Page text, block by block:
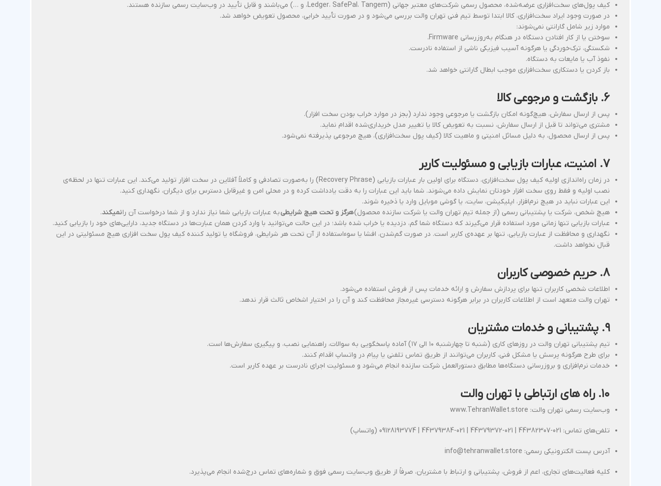
کیف پول‌های سخت‌افزاری عرضه‌شده، محصول رسمی شرکت‌های معتبر جهانی (Ledger، SafePal، Tangem، و …) می‌باشند و قابل تأیید در وب‌سایت رسمی سازنده هستند.
در صورت وجود ایراد سخت‌افزاری، کالا ابتدا توسط تیم فنی تهران والت بررسی می‌شود و در صورت تأیید خرابی، محصول تعویض خواهد شد.
موارد زیر شامل گارانتی نمی‌شوند:
سوختن یا از کار افتادن دستگاه در هنگام به‌روزرسانی Firmware.
شکستگی، ترک‌خوردگی یا هرگونه آسیب فیزیکی ناشی از استفاده نادرست.
نفوذ آب یا مایعات به دستگاه.
باز کردن یا دستکاری سخت‌افزاری موجب ابطال گارانتی خواهد شد.
۶. بازگشت و مرجوعی کالا
پس از ارسال سفارش، هیچ‌گونه امکان بازگشت یا مرجوعی وجود ندارد (بجز در موارد خراب بودن سخت افزار).
مشتری می‌تواند تا قبل از ارسال سفارش، نسبت به تعویض کالا یا تغییر مدل خریداری‌شده اقدام نماید.
پس از ارسال محصول، به دلیل مسائل امنیتی و ماهیت کالا (کیف پول سخت‌افزاری)، هیچ مرجوعی پذیرفته نمی‌شود.
۷. امنیت، عبارات بازیابی و مسئولیت کاربر
در زمان راه‌اندازی اولیه کیف پول سخت‌افزاری، دستگاه برای اولین بار عبارات بازیابی (Recovery Phrase) را به‌صورت تصادفی و کاملاً آفلاین در سخت افزار تولید می‌کند. این عبارات تنها در لحظه‌ی
نصب اولیه و فقط روی سخت افزار خودتان نمایش داده می‌شوند. شما باید این عبارات را به دقت یادداشت کرده و در محلی امن و غیرقابل دسترس برای دیگران، نگهداری کنید.
این عبارات نباید در هیچ نرم‌افزار، اپلیکیشن، سایت، یا گوشی موبایل وارد یا ذخیره شوند.
هیچ شخص، شرکت یا پشتیبانی رسمی (از جمله تیم تهران والت یا شرکت سازنده محصول)هرگز و تحت هیچ شرایطیبه عبارات بازیابی شما نیاز ندارد و از شما درخواست آن رانمیکند.
عبارات بازیابی تنها زمانی مورد استفاده قرار می‌گیرند که دستگاه شما گم، دزدیده یا خراب شده باشد؛ در این حالت می‌توانید با وارد کردن همان عبارت‌ها در دستگاه جدید، دارایی‌های خود را بازیابی کنید.
نگهداری و محافظت از عبارت بازیابی، تنها بر عهده‌ی کاربر است. در صورت گم‌شدن، افشا یا سوءاستفاده از آن تحت هر شرایطی، فروشگاه یا تولید کننده کیف پول سخت افزاری هیچ مسئولیتی در این
قبال نخواهد داشت.
۸. حریم خصوصی کاربران
اطلاعات شخصی کاربران تنها برای پردازش سفارش و ارائه خدمات پس از فروش استفاده می‌شود.
تهران والت متعهد است از اطلاعات کاربران در برابر هرگونه دسترسی غیرمجاز محافظت کند و آن را در اختیار اشخاص ثالث قرار ندهد.
۹. پشتیبانی و خدمات مشتریان
تیم پشتیبانی تهران والت در روزهای کاری (شنبه تا چهارشنبه ۱۰ الی ۱۷) آماده پاسخگویی به سوالات، راهنمایی نصب، و پیگیری سفارش‌ها است.
برای طرح هرگونه پرسش یا مشکل فنی، کاربران می‌توانند از طریق تماس تلفنی یا پیام در واتساپ اقدام کنند.
خدمات نرم‌افزاری و بروزرسانی دستگاه‌ها مطابق دستورالعمل شرکت سازنده انجام می‌شود و مسئولیت اجرای نادرست بر عهده کاربر است.
۱۰. راه های ارتباطی با تهران والت
وب‌سایت رسمی تهران والت: www.TehranWallet.store
تلفن‌های تماس: 021-44382307 | 021-44379372 | 021-44379384 | 09128193774 (واتساپ)
آدرس پست الکترونیکی رسمی: info@tehranwallet.store
کلیه فعالیت‌های تجاری، اعم از فروش، پشتیبانی و ارتباط با مشتریان، صرفاً از طریق وب‌سایت رسمی فوق و شماره‌های تماس درج‌شده انجام می‌پذیرد.